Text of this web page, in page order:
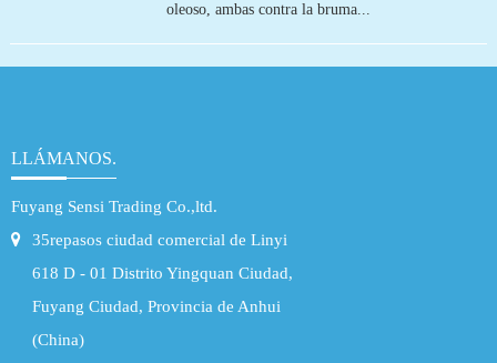
oleoso, ambas contra la bruma...
LLÁMANOS.
Fuyang Sensi Trading Co.,ltd.
35repasos ciudad comercial de Linyi
618 D - 01 Distrito Yingquan Ciudad,
Fuyang Ciudad, Provincia de Anhui
(China)